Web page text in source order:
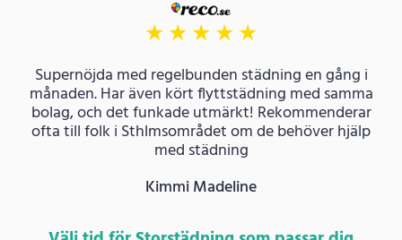
★★★★★
Supernöjda med regelbunden städning en gång i
månaden. Har även kört flyttstädning med samma
bolag, och det funkade utmärkt! Rekommenderar
ofta till folk i Sthlmsområdet om de behöver hjälp
med städning
Kimmi Madeline